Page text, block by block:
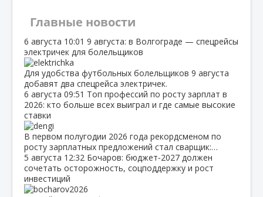
Главные новости
6 августа 10:01 9 августа: в Волгограде — спецрейсы
электричек для болельщиков
Для удобства футбольных болельщиков 9 августа
добавят два спецрейса электричек.
6 августа 09:51 Топ профессий по росту зарплат в
2026: кто больше всех выиграл и где самые высокие
ставки
В первом полугодии 2026 года рекордсменом по
росту зарплатных предложений стал сварщик:…
5 августа 12:32 Бочаров: бюджет‑2027 должен
сочетать осторожность, соцподдержку и рост
инвестиций